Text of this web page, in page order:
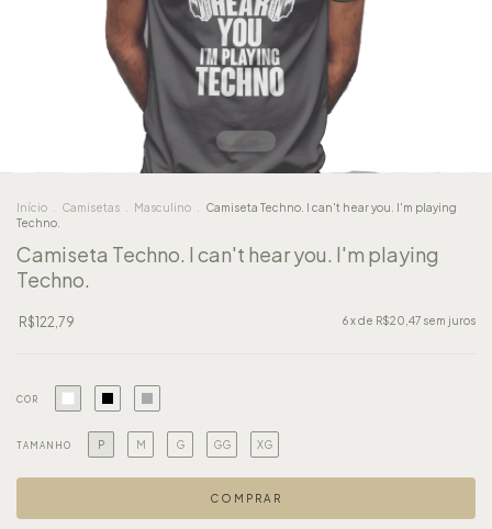
Início Camisetas Masculino
Camiseta Techno. I can't hear you. I'm playing
Techno.
Camiseta Techno. I can't hear you. I'm playing
Techno.
R$122,79 6x de R$20,47 sem juros
COR
TAMANHO P M G GG XG